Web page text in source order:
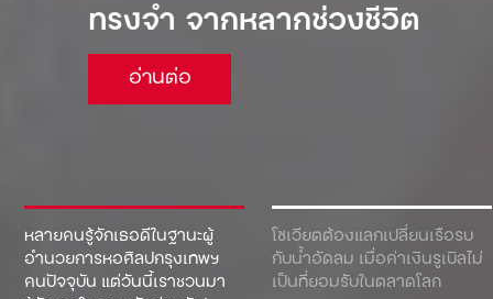
หลายคนรู้จักเธอดีในฐานะผู้
อำนวยการหอศิลปกรุงเทพฯ
คนปัจจุบัน แต่วันนี้เราชวนมา
โซเวียตต้องแลกเปลี่ยนเรือรบ
กับน้ำอัดลม เมื่อค่าเงินรูเบิลไม่
เป็นที่ยอมรับในตลาดโลก
ทรงจำ จากหลากช่วงชีวิต
อ่านต่อ